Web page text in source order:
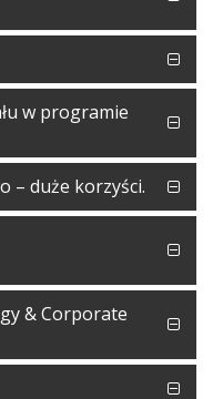
w programie
– duże korzyści.
& Corporate